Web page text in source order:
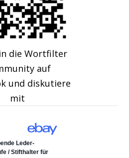
die Wortfilter
auf
und diskutiere
mit